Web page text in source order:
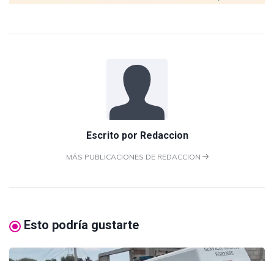
Escrito por Redaccion
MÁS PUBLICACIONES DE REDACCION
Esto podría gustarte